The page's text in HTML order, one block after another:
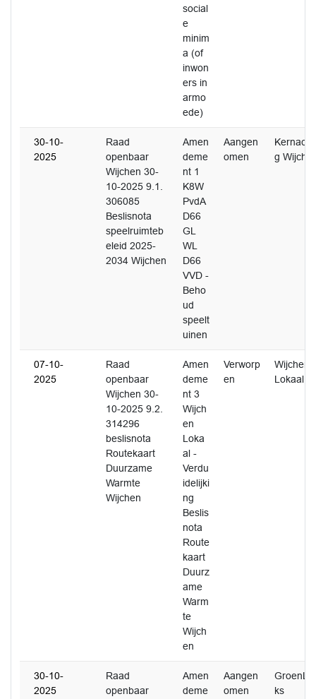
social
e
minim
a (of
inwon
ers in
armo
ede)
30-10-
2025
Raad
openbaar
Wijchen 30-
10-2025 9.1.
306085
Beslisnota
speelruimteb
eleid 2025-
2034 Wijchen
Amen
deme
nt 1
K8W
PvdA
D66
GL
WL
D66
VVD -
Beho
ud
speelt
uinen
Aangen
omen
Kernachti
g
07-10-
2025
Raad
openbaar
Wijchen 30-
10-2025 9.2.
314296
beslisnota
Routekaart
Duurzame
Warmte
Wijchen
Amen
deme
nt 3
Wijch
en
Loka
al -
Verdu
idelijki
ng
Beslis
nota
Route
kaart
Duurz
ame
Warm
te
Wijch
en
Verworp
en
Wijchen
Lokaal
30-10-
2025
Raad
openbaar
Amen
deme
Aangen
omen
GroenLin
ks